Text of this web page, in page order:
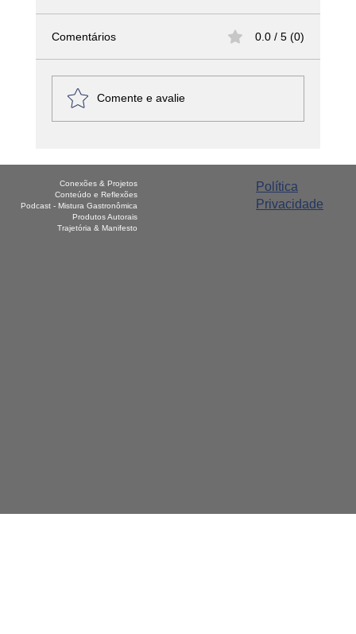
América Latina - Haiti – Griot
Comentários 0.0 / 5 (0)
Comente e avalie
Política
Privacidade
Conexões & Projetos
Conteúdo e Reflexões
Podcast - Mistura Gastronômica
Produtos Autorais
Trajetória & Manifesto